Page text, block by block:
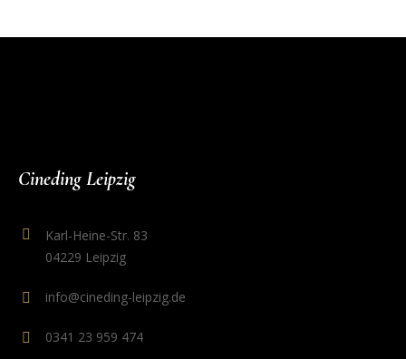
Cineding Leipzig
Karl-Heine-Str. 83
04229 Leipzig
info@cineding-leipzig.de
0341 23 959 474